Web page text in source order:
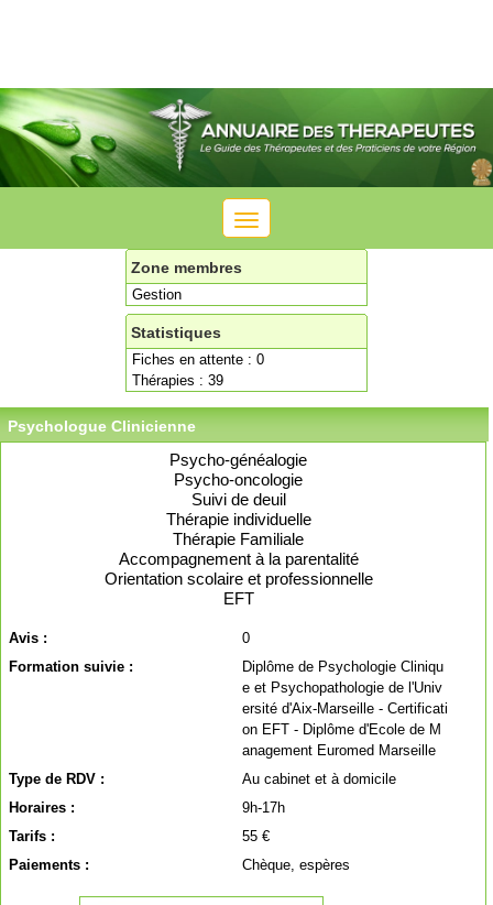
Toggle
navigation
Zone membres
Gestion
Statistiques
Fiches en attente : 0
Thérapies : 39
Psychologue Clinicienne
Psycho-généalogie
Psycho-oncologie
Suivi de deuil
Thérapie individuelle
Thérapie Familiale
Accompagnement à la parentalité
Orientation scolaire et professionnelle
EFT
Avis :
0
Formation suivie :
Diplôme de Psychologie Cliniqu
e et Psychopathologie de l'Univ
ersité d'Aix-Marseille - Certificati
on EFT - Diplôme d'Ecole de M
anagement Euromed Marseille
Type de RDV :
Au cabinet et à domicile
Horaires :
9h-17h
Tarifs :
55 €
Paiements :
Chèque, espères